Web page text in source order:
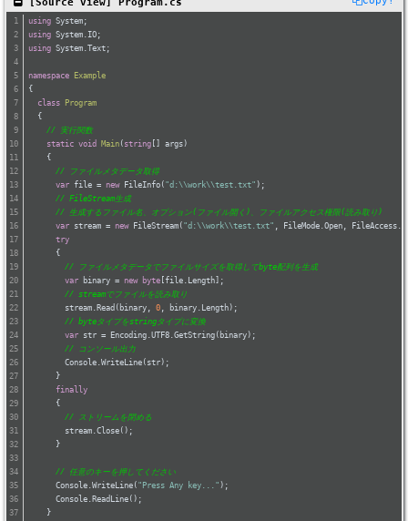
using System;
using System.IO;
using System.Text;
namespace Example
{
class Program
  {
// 実行関数
static void Main ( string [] args)
    {
// ファイルメタデータ取得
var file = new FileInfo( "d:\\work\\test.txt" );
// FileStream生成
// 生成するファイル名、オプション(ファイル開く)、ファイルアクセス権限(読み取り)
var stream = new FileStream( "d:\\work\\test.txt" , FileMode.Open,
try
      {
// ファイルメタデータでファイルサイズを取得してbyte配列を生成
var binary = new byte [file.Length];
// streamでファイルを読み取り
        stream.Read(binary,
0 , binary.Length);
// byteタイプをstringタイプに変換
var str = Encoding.UTF8.GetString(binary);
// コンソール出力
        Console.WriteLine(str);
      }
finally
      {
// ストリームを閉める
        stream.Close();
      }
// 任意のキーを押してください
      Console.WriteLine(
"Press Any key..." );
      Console.ReadLine();
    }